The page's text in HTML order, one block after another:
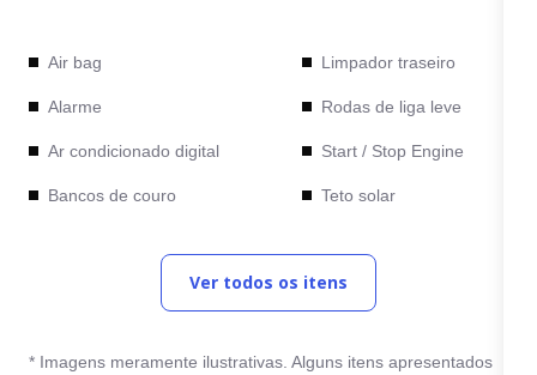
Air bag
Alarme
Ar condicionado digital
Bancos de couro
Limpador traseiro
Rodas de liga leve
Start / Stop Engine
Teto solar
Ver todos os itens
* Imagens meramente ilustrativas. Alguns itens apresentados